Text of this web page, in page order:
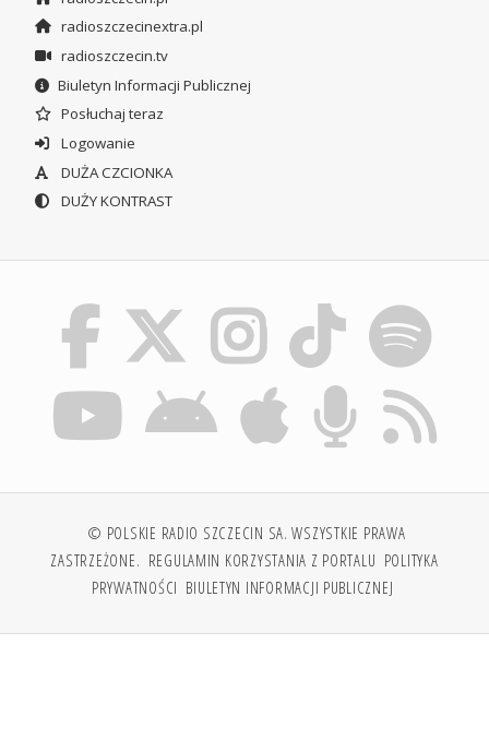
radioszczecinextra.pl
radioszczecin.tv
Biuletyn Informacji Publicznej
Posłuchaj teraz
Logowanie
DUŻA CZCIONKA
DUŻY KONTRAST
© POLSKIE RADIO SZCZECIN SA. WSZYSTKIE PRAWA
ZASTRZEŻONE. REGULAMIN KORZYSTANIA Z PORTALU POLITYKA
PRYWATNOŚCI BIULETYN INFORMACJI PUBLICZNEJ